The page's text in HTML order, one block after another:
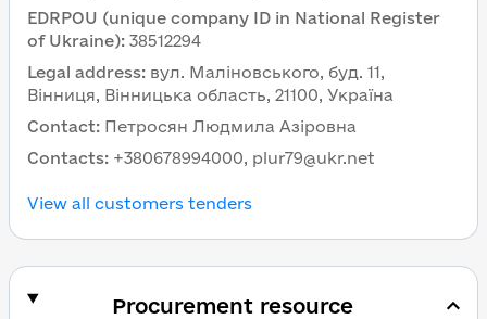
EDRPOU (unique company ID in National Register
of Ukraine): 38512294
Legal address: вул. Маліновського, буд. 11,
Вінниця, Вінницька область, 21100, Україна
Contact: Петросян Людмила Азіровна
Contacts: +380678994000, plur79@ukr.net
View all customers tenders
Procurement resource